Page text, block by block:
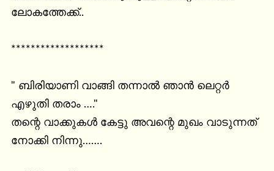
ലോകത്തേക്ക്..
*******************
" ബിരിയാണി വാങ്ങി തന്നാൽ ഞാൻ ലെറ്റർ
എഴുതി തരാം …."
തന്റെ വാക്കുകൾ കേട്ടു അവന്റെ മുഖം വാടുന്നത്
നോക്കി നിന്നു…….